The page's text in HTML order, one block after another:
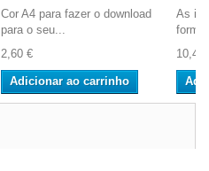
Cor A4 para fazer o download
para o seu...
2,60 €
Adicionar ao carrinho
As
10,40